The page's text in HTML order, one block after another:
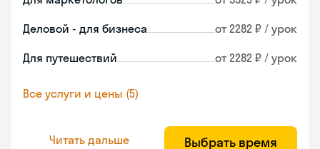
Деловой - для бизнеса от 2282 ₽ / урок
Для путешествий от 2282 ₽ / урок
Все услуги и цены (5)
Читать дальше Выбрать время